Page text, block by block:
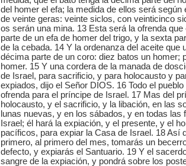
del homer el efa; la medida de ellos será según
de veinte geras: veinte siclos, con veinticinco
os serán una mina. 13 Esta será la ofrenda
parte de un efa de homer del trigo, y la sexta
de la cebada. 14 Y la ordenanza del aceite que
décima parte de un coro: diez batos un homer;
homer. 15 Y una cordera de la manada de
de Israel, para sacrificio, y para holocausto y
expiados, dijo el Señor DIOS. 16 Todo el
ofrenda para el príncipe de Israel. 17 Mas del
holocausto, y el sacrificio, y la libación, en las
lunas nuevas, y en los sábados, y en todas las
Israel; él hará la expiación, y el presente, y el
pacíficos, para expiar la Casa de Israel. 18 Así
primero, al primero del mes, tomarás un
defecto, y expiarás el Santuario. 19 Y el
sangre de la expiación, y pondrá sobre los